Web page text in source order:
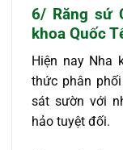
6/ Răng sứ
khoa Quốc
Hiện nay Nha
thức phân
sát sườn với
hảo tuyệt đối.